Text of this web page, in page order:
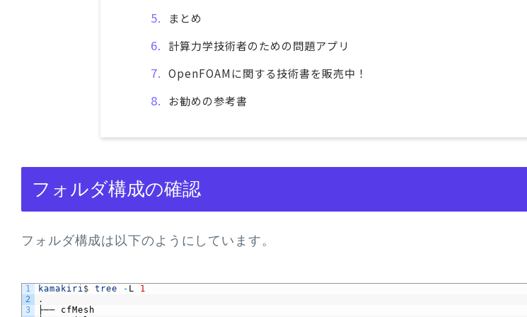
まとめ
計算力学技術者のための問題アプリ
OpenFOAMに関する技術書を販売中！
お勧めの参考書
フォルダ構成の確認
フォルダ構成は以下のようにしています。
1
2
3
kamakiri $ tree - L
1
.
├──
cfMesh